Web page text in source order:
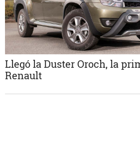
Llegó la Duster Oroch, la
Renault